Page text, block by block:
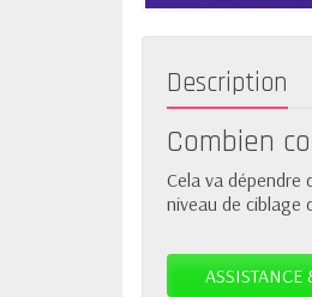
Description
Combien
Cela va
niveau de ciblage